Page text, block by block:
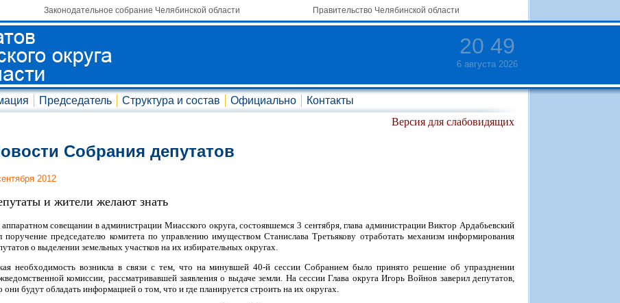
Законодательное собрание Челябинской области Правительство Челябинской области
20 49
6 августа 2026
Председатель Структура и состав Официально
Контакты
Версия для слабовидящих
Собрания депутатов
2012
и жители желают знать
совещании в администрации Миасского округа, состоявшемся 3 сентября, глава администрации Виктор Ардабьевский
поручение председателю комитета по управлению имуществом Станислава Третьякову отработать механизм информирования
о выделении земельных участков на их избирательных округах.
необходимость возникла в связи с тем, что на минувшей 40-й сессии Собранием было принято решение об упразднении
комиссии, рассматривавшей заявления о выдаче земли. На сессии Глава округа Игорь Войнов заверил депутатов,
они будут обладать информацией о том, что и где планируется строить на их округах.